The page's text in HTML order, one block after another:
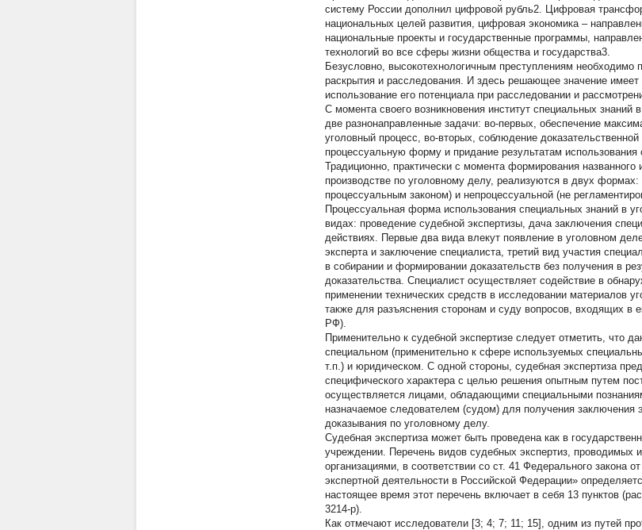
систему России дополнил цифровой рубль2. Цифровая
национальных целей развития, цифровая экономика –
национальные проекты и государственные программы,
технологий во все сферы жизни общества и государства3.
Безусловно, высокотехнологичным преступлениям необходимо
раскрытия и расследования. И здесь решающее значение
использование его потенциала при расследовании и
С момента своего возникновения институт специальных
две разнонаправленные задачи: во-первых, обеспечение
уголовный процесс, во-вторых, соблюдение
процессуальную форму и придание результатам
Традиционно, практически с момента формирования
производстве по уголовному делу, реализуются в двух
процессуальным законом) и непроцессуальной (не
Процессуальная форма использования специальных знаний в
видах: проведение судебной экспертизы, дача заключения
действиях. Первые два вида влекут появление в уголовном
эксперта и заключение специалиста, третий вид участия
в собирании и формировании доказательств без получения в
доказательства. Специалист осуществляет содействие в
применении технических средств в исследовании материалов
также для разъяснения сторонам и суду вопросов, входящих
РФ).
Применительно к судебной экспертизе следует отметить, что
специальном (применительно к сфере используемых
т.п.) и юридическом. С одной стороны, судебная экспертиза
специфического характера с целью решения опытным путем
осуществляется лицами, обладающими специальными
назначаемое следователем (судом) для получения заключения
доказывания по уголовному делу.
Судебная экспертиза может быть проведена как в
учреждении. Перечень видов судебных экспертиз, проводимых
организациями, в соответствии со ст. 41 Федерального закона
экспертной деятельности в Российской Федерации»
настоящее время этот перечень включает в себя 13 пунктов
3214-р).
Как отмечают исследователи [3; 4; 7; 11; 15], одним из путей